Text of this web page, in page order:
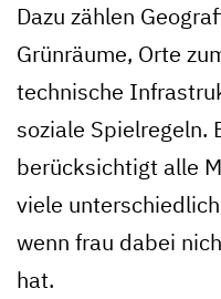
Dazu zählen
Grünräume, Orte
technische
soziale Spielregeln.
berücksichtigt alle
viele
wenn frau dabei
hat.